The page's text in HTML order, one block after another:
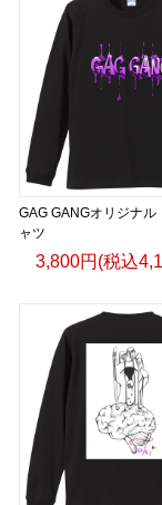
GAG GANGオリジナ
ャツ
3,800円(税込